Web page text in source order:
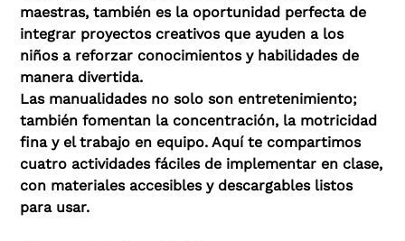
maestras, también es la oportunidad perfecta de
integrar proyectos creativos que ayuden a los
niños a reforzar conocimientos y habilidades de
manera divertida.
Las manualidades no solo son entretenimiento;
también fomentan la concentración, la motricidad
fina y el trabajo en equipo. Aquí te compartimos
cuatro actividades fáciles de implementar en clase,
con materiales accesibles y descargables listos
para usar.